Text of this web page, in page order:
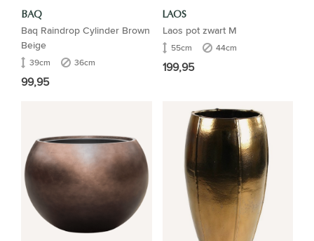
BAQ
Baq Raindrop Cylinder Brown
Beige
39cm 36cm
99,95
LAOS
Laos pot zwart M
55cm 44cm
199,95